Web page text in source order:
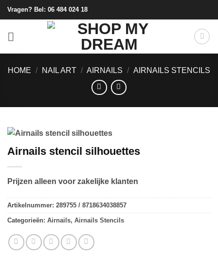
Ga
naar
Vragen? Bel: 06 484 024 18
HOME / NAIL ART / AIRNAILS / AIRNAILS STENCILS
Airnails stencil silhouettes
Prijzen alleen voor zakelijke klanten
Artikelnummer: 289755 / 8718634038857
Categorieën: Airnails, Airnails Stencils